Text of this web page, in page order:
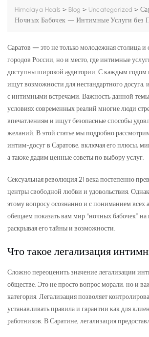
Himalaya Heals > Blog > Uncategorized >
Ночных Бабочек — Интимные Услуги без
Саратов — это не только молодежная столица
городов России, но и место, где интимные
доступны широкой аудитории. С каждым годом
ищут возможности для нестандартного досуга,
с интимными встречами. Важность данной
условиях современных реалий многие люди
впечатлениям и ищут безопасные способы
желаний. В этой статье мы подробно
интим-досуг в Саратове, включая его плюсы,
а также дадим ценные советы по выбору услуг.
Сексуальная революция 21 века постепенно
центры свободной любви и удовольствия.
этому вопросу осознанно и с пониманием всех
обещаем показать вам мир “ночных бабочек” на
раскрывая его тайны и возможности.
Что такое легализация
Сложно переоценить значение легализации
обществе. Это не просто вопрос морали, но и
категория. Легализация позволяет
устанавливать правила и гарантии как для
работников. В Саратине, легализация